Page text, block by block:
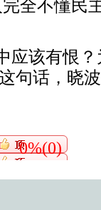
全不懂民
应该有恨
句话，晓
0%(0)